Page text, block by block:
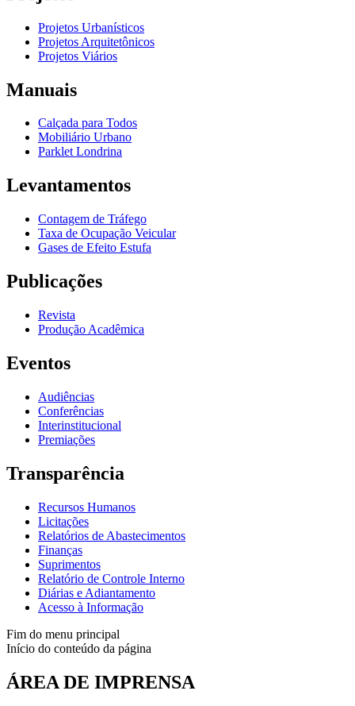
Projetos Urbanísticos
Projetos Arquitetônicos
Projetos Viários
Manuais
Calçada para Todos
Mobiliário Urbano
Parklet Londrina
Levantamentos
Contagem de Tráfego
Taxa de Ocupação Veicular
Gases de Efeito Estufa
Publicações
Revista
Produção Acadêmica
Eventos
Audiências
Conferências
Interinstitucional
Premiações
Transparência
Recursos Humanos
Licitações
Relatórios de Abastecimentos
Finanças
Suprimentos
Relatório de Controle Interno
Diárias e Adiantamento
Acesso à Informação
Fim do menu principal
Início do conteúdo da página
ÁREA DE IMPRENSA